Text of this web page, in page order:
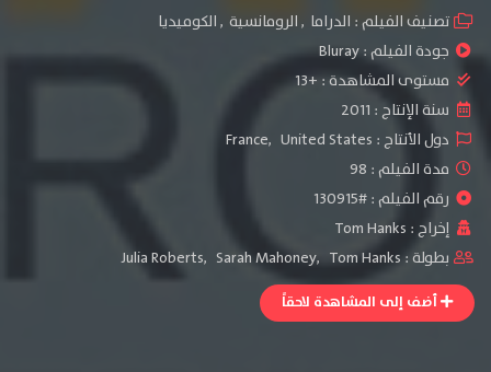
تصنيف الفيلم : الدراما ,الرومانسية ,الكوميديا
جودة الفيلم :Bluray
مستوى المشاهدة :+13
سنة الإنتاج : 2011
دول الأنتاج :
France, United States
مدة الفيلم : 98
رقم الفيلم : #130915
إخراج : Tom Hanks
بطولة :
Julia Roberts, Sarah Mahoney, Tom Hanks
أضف إلى المشاهدة لاحقاً